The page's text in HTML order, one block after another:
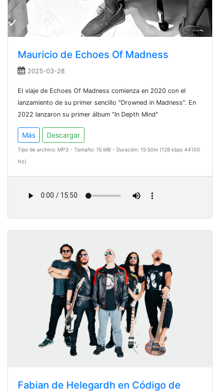
Mauricio de Echoes Of Madness
2025-03-28
El viaje de Echoes Of Madness comienza en 2020 con el
lanzamiento de su primer sencillo "Drowned in Madness". En
2022 lanzaron su primer álbum "In Depth Mind"
Más Descargar
Tipo de archivo: MP3 - Tamaño: 15 MB - Duración: 15:50m (128 kbps 44100
Hz)
Fabian de Helegardh en Código de